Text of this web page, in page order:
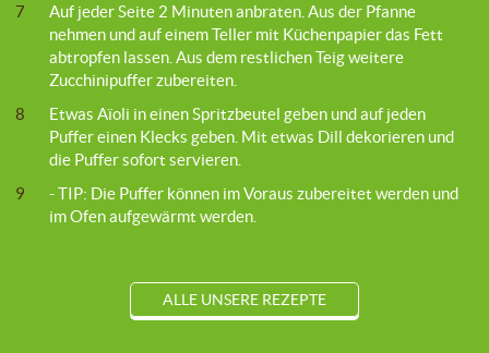
7
Auf jeder Seite 2 Minuten anbraten. Aus der Pfanne
nehmen und auf einem Teller mit Küchenpapier das Fett
abtropfen lassen. Aus dem restlichen Teig weitere
Zucchinipuffer zubereiten.
8
Etwas Aïoli in einen Spritzbeutel geben und auf jeden
Puffer einen Klecks geben. Mit etwas Dill dekorieren und
die Puffer sofort servieren.
9
- TIP: Die Puffer können im Voraus zubereitet werden und
im Ofen aufgewärmt werden.
ALLE UNSERE REZEPTE